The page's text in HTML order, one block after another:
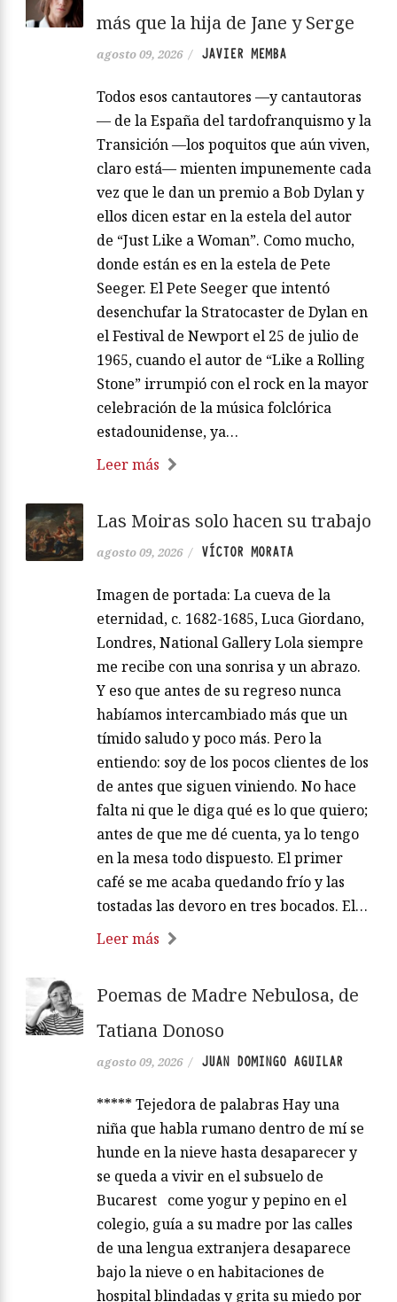
más que la hija de Jane y Serge
agosto 09, 2026 / JAVIER MEMBA
Todos esos cantautores —y cantautoras
— de la España del tardofranquismo y la
Transición —los poquitos que aún viven,
claro está— mienten impunemente cada
vez que le dan un premio a Bob Dylan y
ellos dicen estar en la estela del autor
de “Just Like a Woman”. Como mucho,
donde están es en la estela de Pete
Seeger. El Pete Seeger que intentó
desenchufar la Stratocaster de Dylan en
el Festival de Newport el 25 de julio de
1965, cuando el autor de “Like a Rolling
Stone” irrumpió con el rock en la mayor
celebración de la música folclórica
estadounidense, ya…
Leer más
Las Moiras solo hacen su trabajo
agosto 09, 2026 / VÍCTOR MORATA
Imagen de portada: La cueva de la
eternidad, c. 1682-1685, Luca Giordano,
Londres, National Gallery Lola siempre
me recibe con una sonrisa y un abrazo.
Y eso que antes de su regreso nunca
habíamos intercambiado más que un
tímido saludo y poco más. Pero la
entiendo: soy de los pocos clientes de los
de antes que siguen viniendo. No hace
falta ni que le diga qué es lo que quiero;
antes de que me dé cuenta, ya lo tengo
en la mesa todo dispuesto. El primer
café se me acaba quedando frío y las
tostadas las devoro en tres bocados. El…
Leer más
Poemas de Madre Nebulosa, de
Tatiana Donoso
agosto 09, 2026 / JUAN DOMINGO AGUILAR
***** Tejedora de palabras Hay una
niña que habla rumano dentro de mí se
hunde en la nieve hasta desaparecer y
se queda a vivir en el subsuelo de
Bucarest come yogur y pepino en el
colegio, guía a su madre por las calles
de una lengua extranjera desaparece
bajo la nieve o en habitaciones de
hospital blindadas y grita su miedo por